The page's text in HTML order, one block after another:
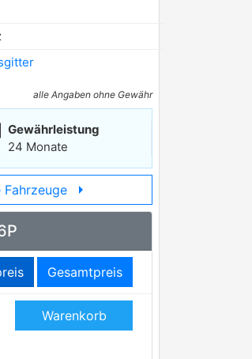
alle Angaben ohne Gewähr
Gewährleistung
24 Monate
Fahrzeuge arrow_right
Gesamtpreis
Warenkorb